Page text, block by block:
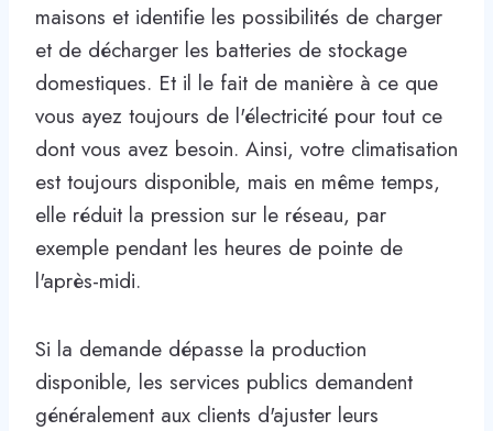
maisons et identifie les possibilités de charger
et de décharger les batteries de stockage
domestiques. Et il le fait de manière à ce que
vous ayez toujours de l'électricité pour tout ce
dont vous avez besoin. Ainsi, votre climatisation
est toujours disponible, mais en même temps,
elle réduit la pression sur le réseau, par
exemple pendant les heures de pointe de
l'après-midi.
Si la demande dépasse la production
disponible, les services publics demandent
généralement aux clients d'ajuster leurs